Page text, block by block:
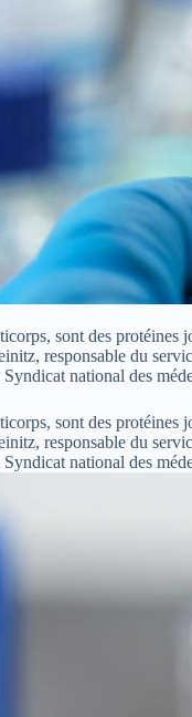
sont des
responsable du
national des
sont des
responsable du
national des